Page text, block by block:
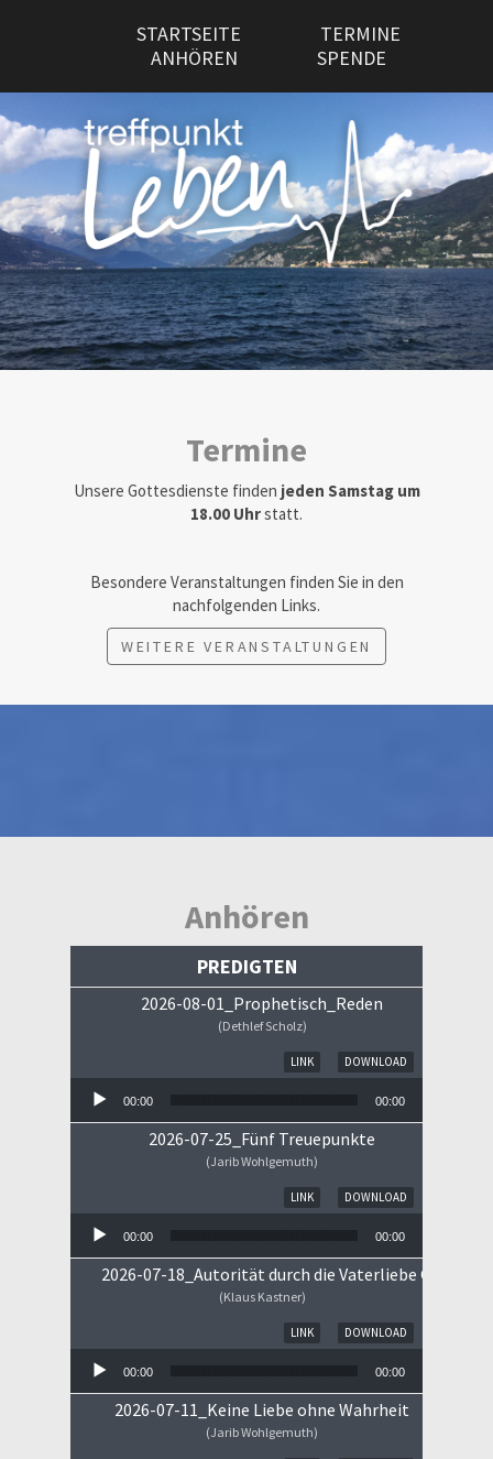
STARTSEITE
TERMINE
ANHÖREN
SPENDE
Termine
Unsere Gottesdienste finden jeden Samstag um
18.00 Uhrstatt.
Besondere Veranstaltungen finden Sie in den
nachfolgenden Links.
WEITERE VERANSTALTUNGEN
Anhören
PREDIGTEN
2026-08-01_Prophetisch_Reden
(Dethlef Scholz)
DOWNLOAD
LINK
00:00 00:00
2026-07-25_Fünf Treuepunkte
(Jarib Wohlgemuth)
DOWNLOAD
LINK
00:00 00:00
2026-07-18_Autorität durch die Vaterliebe Gottes
(Klaus Kastner)
DOWNLOAD
LINK
00:00 00:00
2026-07-11_Keine Liebe ohne Wahrheit
(Jarib Wohlgemuth)